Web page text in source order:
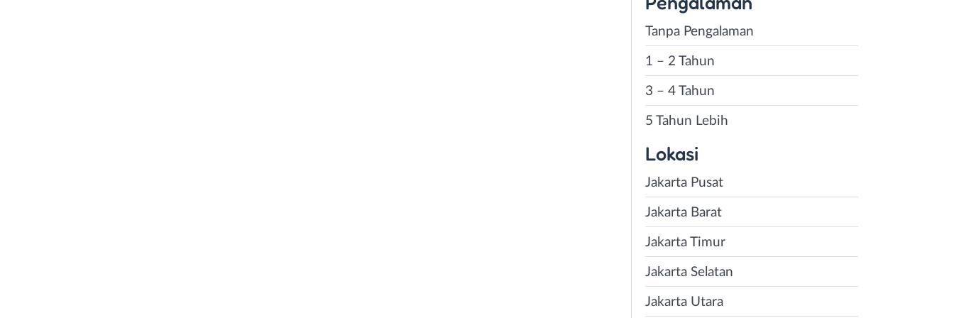
Tanpa Pengalaman
1 – 2 Tahun
3 – 4 Tahun
5 Tahun Lebih
Lokasi
Jakarta Pusat
Jakarta Barat
Jakarta Timur
Jakarta Selatan
Jakarta Utara